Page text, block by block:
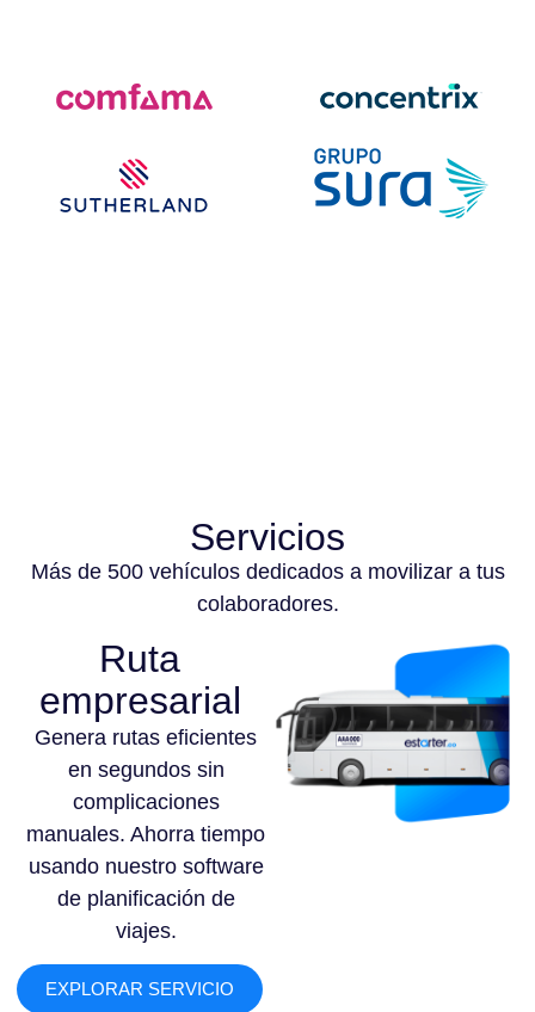
Servicios
Más de 500 vehículos dedicados a movilizar a tus
colaboradores.
Ruta
empresarial
Genera rutas eficientes
en segundos sin
complicaciones
manuales. Ahorra tiempo
usando nuestro software
de planificación de
viajes.
EXPLORAR SERVICIO